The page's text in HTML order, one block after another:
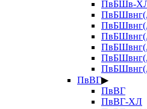
ПвБШв-
ПвВГ▶
ПвВГ
ПвВГ-ХЛ